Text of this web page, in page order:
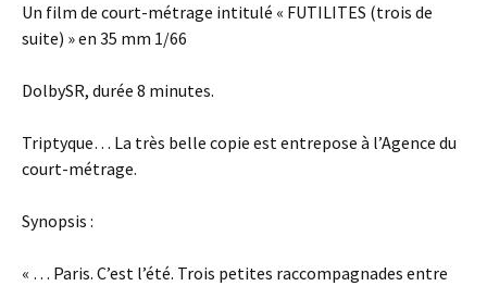
Un film de court-métrage intitulé « FUTILITES (trois de
suite) » en 35 mm 1/66
DolbySR, durée 8 minutes.
Triptyque… La très belle copie est entrepose à l’Agence du
court-métrage.
Synopsis :
« … Paris. C’est l’été. Trois petites raccompagnades entre